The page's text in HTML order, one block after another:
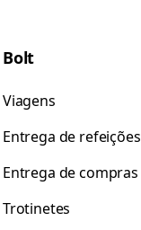
Bolt
Viagens
Entrega de refeições
Entrega de compras
Trotinetes